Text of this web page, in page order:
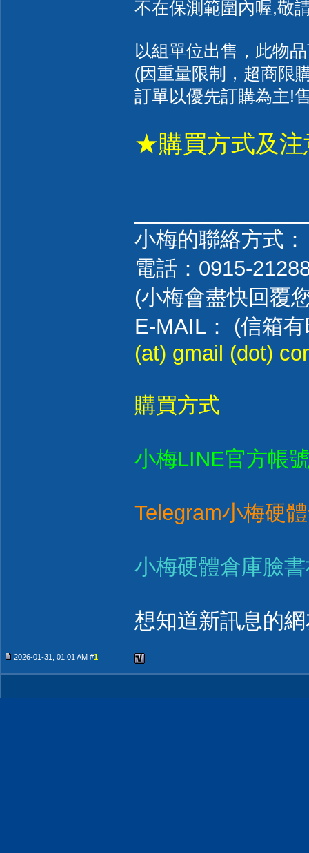
不在保測範圍內喔,敬
以組單位出售，此物
(因重量限制，超商限
訂單以優先訂購為主!
★購買方式及
小梅的聯絡方式：
電話：0915-
(小梅會盡快回覆
E-MAIL： (信箱
(at) gmail (dot)
購買方式
小梅LINE官方帳
Telegram小梅硬
小梅硬體倉庫臉
想知道新訊息的
2026-01-31, 01:01 AM #1